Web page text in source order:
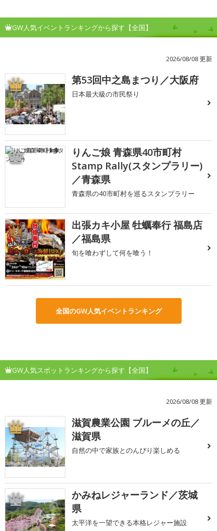
GW人気イベントランキングから探す【全国】
2026/08/08 更新
1 第53回中之島まつり／大阪府
日本最大級の市民祭り
2
りんご娘 青森県40市町村
Stamp Rally(スタンプラリー)
／青森県
青森県の40市町村を巡るスタンプラリー
3
出張カキ小屋 牡蠣奉行 福島店
／福島県
旬を喰わずして何を喰う！
全国のGW人気イベントランキング
GW人気スポットランキングから探す【全国】
2026/08/08 更新
1
滋賀農業公園 ブルーメの丘／
滋賀県
自然の中で家族とのんびり楽しめる
2
かみねレジャーランド／茨城
県
太平洋を一望できる本格レジャー施設